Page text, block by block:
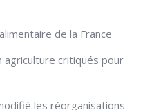
de la France
agriculture critiqués pour
les réorganisations